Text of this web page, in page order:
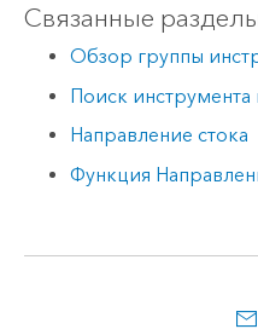
Связанные
Обзор группы
Поиск
Направление стока
Функция